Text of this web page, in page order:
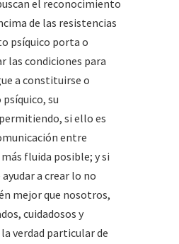
el reconocimiento
de las resistencias
psíquico porta o
las condiciones para
a constituirse o
su
si ello es
entre
fluida posible; y si
a crear lo no
mejor que nosotros,
cuidadosos y
verdad particular de